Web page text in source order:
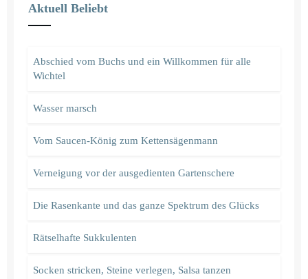
Aktuell Beliebt
Abschied vom Buchs und ein Willkommen für alle
Wichtel
Wasser marsch
Vom Saucen-König zum Kettensägenmann
Verneigung vor der ausgedienten Gartenschere
Die Rasenkante und das ganze Spektrum des Glücks
Rätselhafte Sukkulenten
Socken stricken, Steine verlegen, Salsa tanzen